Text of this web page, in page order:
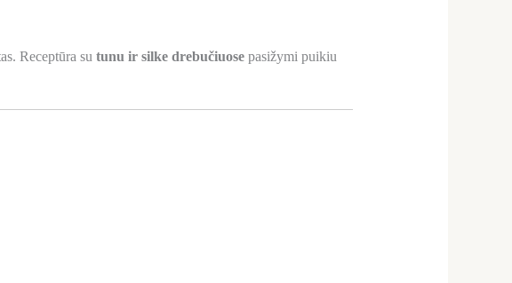
Receptūra su tunu ir silke drebučiuosepasižymi puikiu